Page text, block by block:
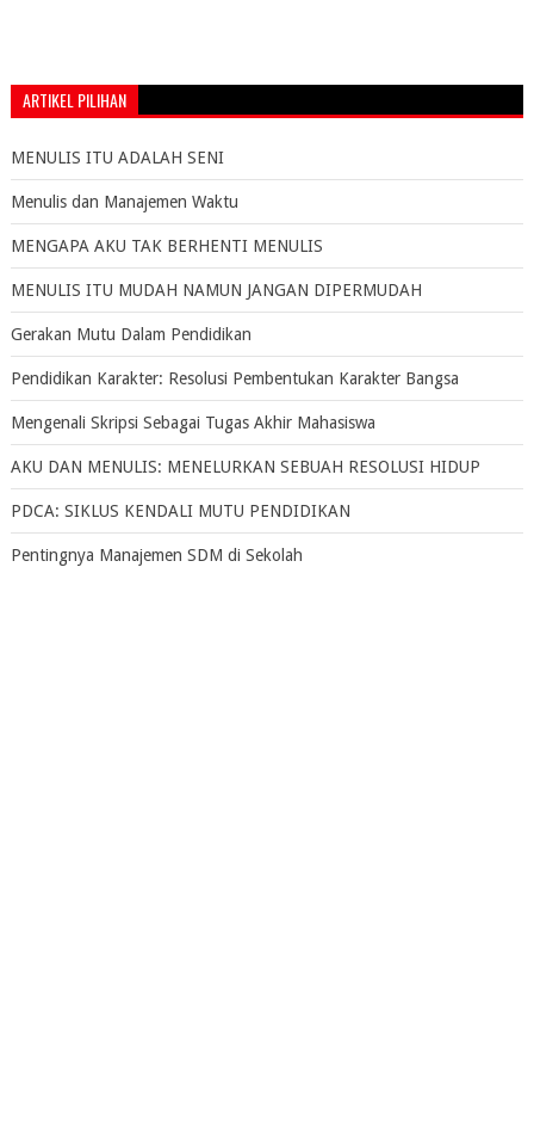
ARTIKEL PILIHAN
MENULIS ITU ADALAH SENI
Menulis dan Manajemen Waktu
MENGAPA AKU TAK BERHENTI MENULIS
MENULIS ITU MUDAH NAMUN JANGAN DIPERMUDAH
Gerakan Mutu Dalam Pendidikan
Pendidikan Karakter: Resolusi Pembentukan Karakter Bangsa
Mengenali Skripsi Sebagai Tugas Akhir Mahasiswa
AKU DAN MENULIS: MENELURKAN SEBUAH RESOLUSI HIDUP
PDCA: SIKLUS KENDALI MUTU PENDIDIKAN
Pentingnya Manajemen SDM di Sekolah